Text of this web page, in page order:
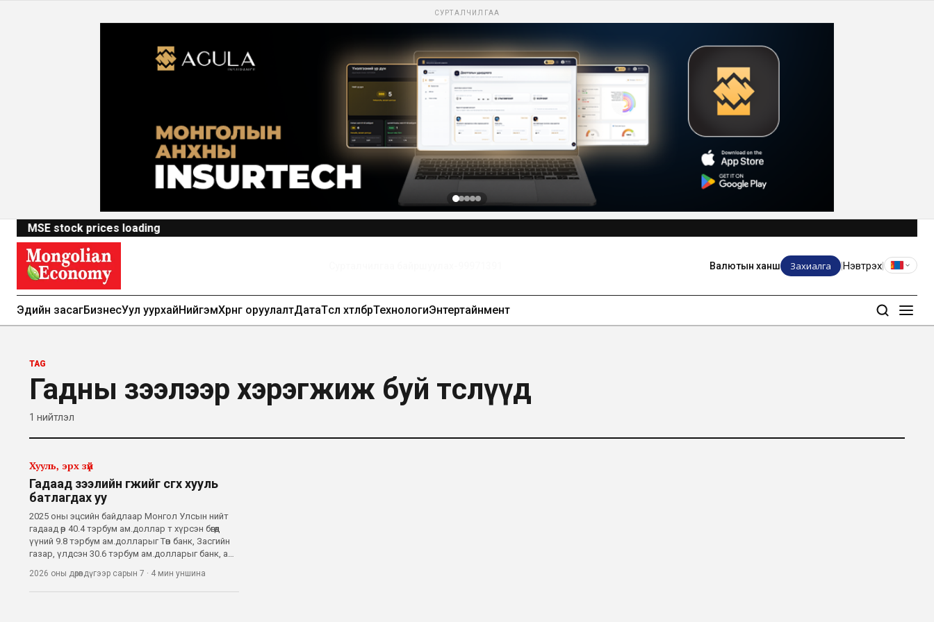
СУРТАЛЧИЛГАА
MSE stock prices loading
Валютын ханш Захиалга Нэвтрэх
Эдийн засагБизнесУул уурхайНийгэмХөрөнгө оруулалтДатаТөсөл хөтөлбөрТехнологиЭнтертайнмент
TAG
Гадны зээлээр хэрэгжиж буй төслүүд
1 нийтлэл
Хууль, эрх зүй
Гадаад зээлийн өгөөжийг өсгөх хууль
батлагдах уу
2025 оны эцсийн байдлаар Монгол Улсын нийт
гадаад өр 40.4 тэрбум ам.доллар т хүрсэн бөгөөд
үүний 9.8 тэрбум ам.долларыг Төв банк, Засгийн
газар, үлдсэн 30.6 тэрбум ам.долларыг банк, аж
уурхайн болон хувийн сектор гадаад
санхүүжилтийн гол хэрэглэгч болжээ.
2026 оны дөрөвдүгээр сарын 7 · 4 мин уншина